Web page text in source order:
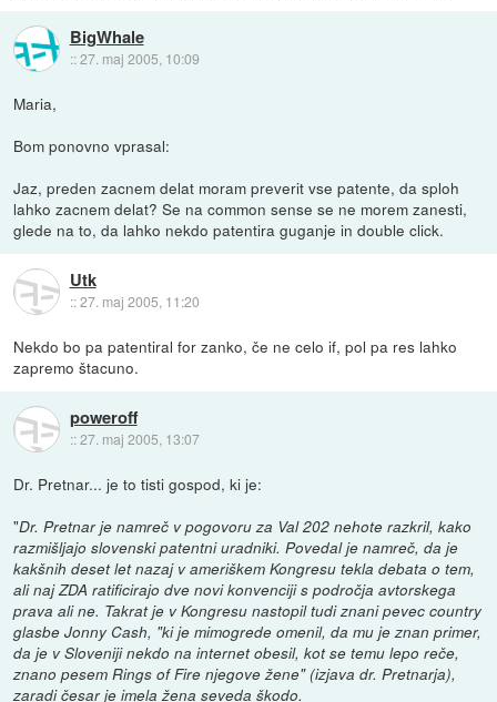
BigWhale
::27. maj 2005, 10:09
Maria,
Bom ponovno vprasal:
Jaz, preden zacnem delat moram preverit vse patente, da sploh
lahko zacnem delat? Se na common sense se ne morem zanesti,
glede na to, da lahko nekdo patentira guganje in double click.
Utk
::27. maj 2005, 11:20
Nekdo bo pa patentiral for zanko, če ne celo if, pol pa res lahko
zapremo štacuno.
poweroff
::27. maj 2005, 13:07
Dr. Pretnar... je to tisti gospod, ki je:
"Dr. Pretnar je namreč v pogovoru za Val 202 nehote razkril, kako
razmišljajo slovenski patentni uradniki. Povedal je namreč, da je
kakšnih deset let nazaj v ameriškem Kongresu tekla debata o tem,
ali naj ZDA ratificirajo dve novi konvenciji s področja avtorskega
prava ali ne. Takrat je v Kongresu nastopil tudi znani pevec country
glasbe Jonny Cash, "ki je mimogrede omenil, da mu je znan primer,
da je v Sloveniji nekdo na internet obesil, kot se temu lepo reče,
znano pesem Rings of Fire njegove žene" (izjava dr. Pretnarja),
zaradi česar je imela žena seveda škodo.